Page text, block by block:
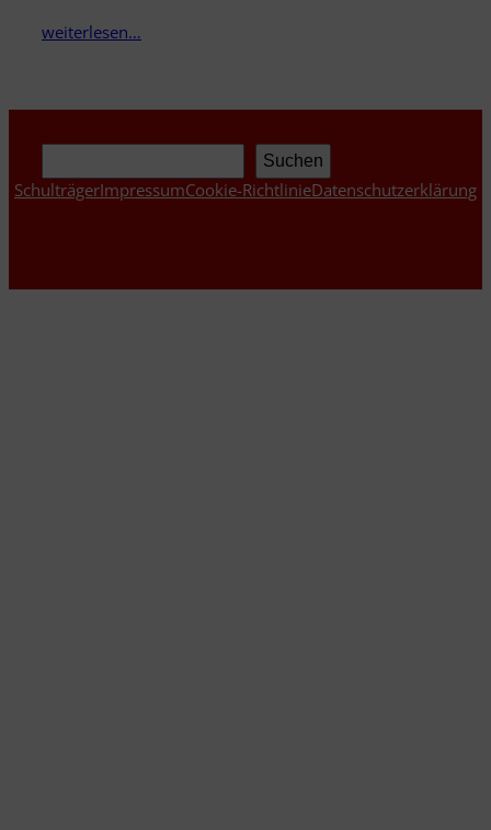
weiterlesen…
Suchen
SchulträgerImpressumCookie-RichtlinieDatenschutzerklärung